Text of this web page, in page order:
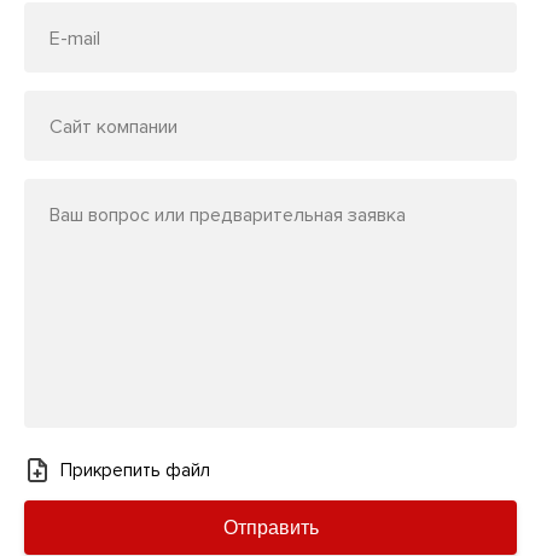
E-mail
Сайт компании
Ваш вопрос или предварительная заявка
Прикрепить файл
Отправить